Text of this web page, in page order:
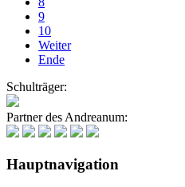
9
10
Weiter
Ende
Schulträger:
Partner des Andreanum:
Hauptnavigation